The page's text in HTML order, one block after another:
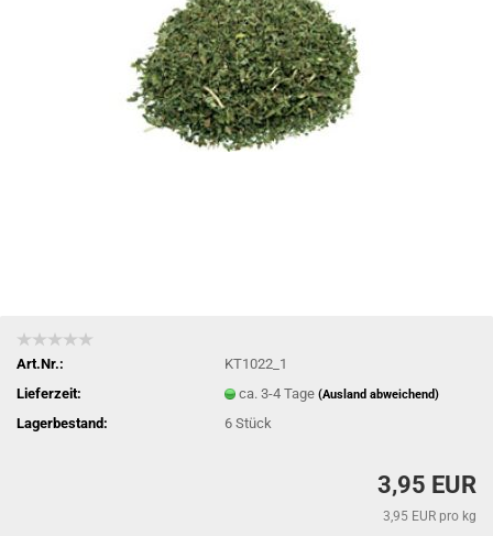
Art.Nr.:
KT1022_1
Lieferzeit:
ca. 3-4 Tage(Ausland abweichend)
Lagerbestand: 6Stück
3,95 EUR
3,95 EUR pro kg